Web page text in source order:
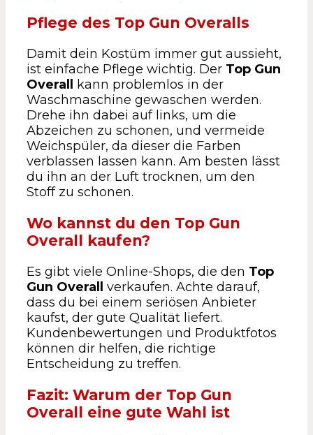
Pflege des Top Gun Overalls
Damit dein Kostüm immer gut aussieht,
ist einfache Pflege wichtig. Der Top Gun
Overall
kann problemlos in der
Waschmaschine gewaschen werden.
Drehe ihn dabei auf links, um die
Abzeichen zu schonen, und vermeide
Weichspüler, da dieser die Farben
verblassen lassen kann. Am besten lässt
du ihn an der Luft trocknen, um den
Stoff zu schonen.
Wo kannst du den Top Gun
Overall kaufen?
Es gibt viele Online-Shops, die den Top
Gun Overall
verkaufen. Achte darauf,
dass du bei einem seriösen Anbieter
kaufst, der gute Qualität liefert.
Kundenbewertungen und Produktfotos
können dir helfen, die richtige
Entscheidung zu treffen.
Fazit: Warum der Top Gun
Overall eine gute Wahl ist